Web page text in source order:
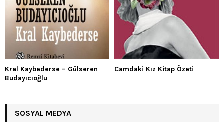
Kral Kaybederse – Gülseren
Budayıcıoğlu
Camdaki Kız Kitap Özeti
SOSYAL MEDYA